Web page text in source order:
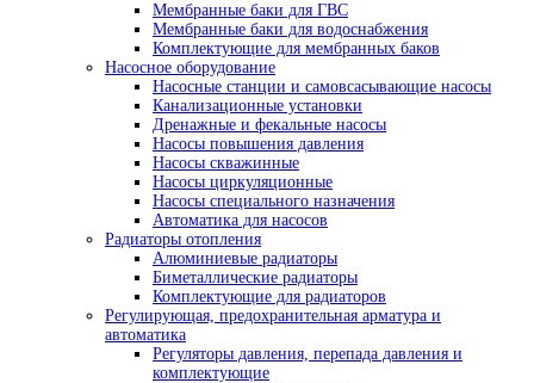
Мембранные баки для ГВС
Мембранные баки для водоснабжения
Комплектующие для мембранных баков
Насосное оборудование
Насосные станции и самовсасывающие насосы
Канализационные установки
Дренажные и фекальные насосы
Насосы повышения давления
Насосы скважинные
Насосы циркуляционные
Насосы специального назначения
Автоматика для насосов
Радиаторы отопления
Алюминиевые радиаторы
Биметаллические радиаторы
Комплектующие для радиаторов
Регулирующая, предохранительная арматура и
автоматика
Регуляторы давления, перепада давления и
комплектующие